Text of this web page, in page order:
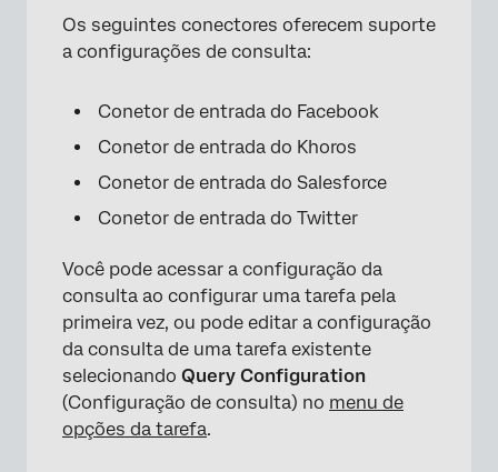
Os seguintes conectores oferecem suporte
a configurações de consulta:
Conetor de entrada do Facebook
Conetor de entrada do Khoros
Conetor de entrada do Salesforce
Conetor de entrada do Twitter
Você pode acessar a configuração da
consulta ao configurar uma tarefa pela
primeira vez, ou pode editar a configuração
da consulta de uma tarefa existente
selecionando Query Configuration
(Configuração de consulta) no menu de
opções da tarefa.